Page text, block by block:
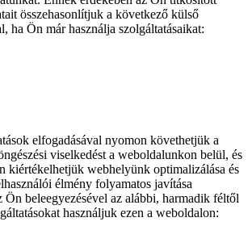
összehasonlítjuk a következő külső
ha Ön már használja szolgáltatásaikat:
elfogadásával nyomon követhetjük a
viselkedést a weboldalunkon belül, és
kiértékelhetjük webhelyünk optimalizálása és
élmény folyamatos javítása
Ön beleegyezésével az alábbi, harmadik féltől
használjuk ezen a weboldalon: